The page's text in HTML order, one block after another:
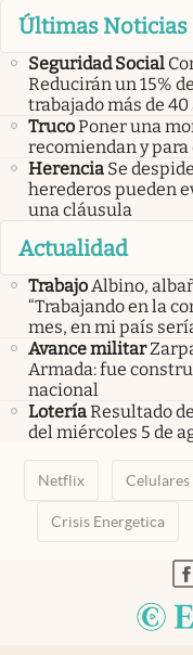
Últimas Noticias
Seguridad Social
Reducirán un 15%
trabajado más de
TrucoPoner una
recomiendan y para
Herencia Se
herederos pueden
una cláusula
Actualidad
TrabajoAlbino,
“Trabajando en la
mes, en mi país
Avance militar
Armada: fue
nacional
LoteríaResultado
del miércoles 5 de
Netflix Celulares
Crisis Energetica